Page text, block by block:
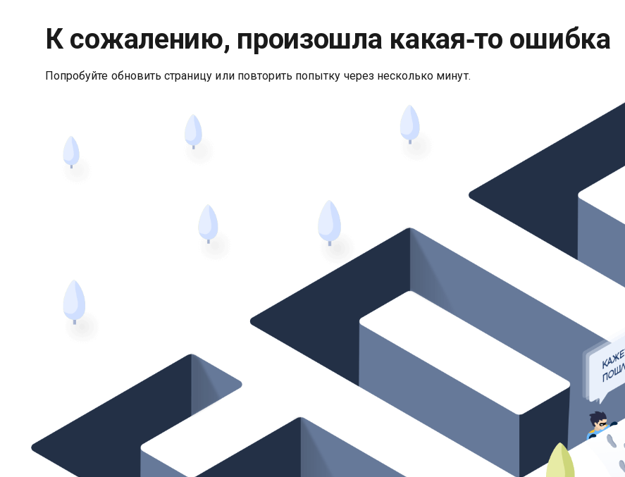
К сожалению, произошла какая‑то ошибка
Попробуйте обновить страницу или повторить попытку через несколько минут.